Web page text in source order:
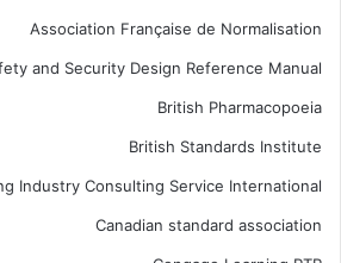
Association Française de Normalisation
and Security Design Reference Manual
British Pharmacopoeia
British Standards Institute
Industry Consulting Service International
Canadian standard association